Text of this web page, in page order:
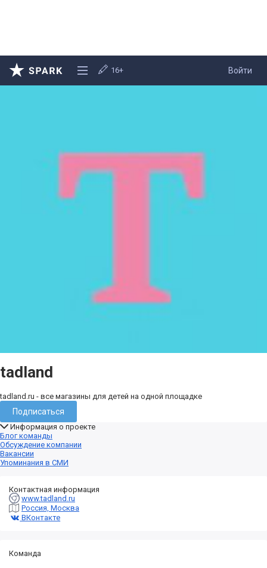
Войти
16+
tadland
tadland.ru - все магазины для детей на одной площадке
Подписаться
Информация о проекте
Блог команды
Обсуждение компании
Вакансии
Упоминания в СМИ
Контактная информация
www.tadland.ru
Россия, Москва
ВКонтакте
Команда